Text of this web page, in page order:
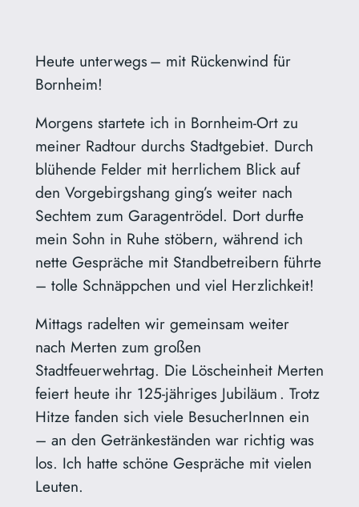
Heute unterwegs – mit Rückenwind für
Bornheim!
Morgens startete ich in Bornheim-Ort zu
meiner Radtour durchs Stadtgebiet. Durch
blühende Felder mit herrlichem Blick auf
den Vorgebirgshang ging’s weiter nach
Sechtem zum Garagentrödel. Dort durfte
mein Sohn in Ruhe stöbern, während ich
nette Gespräche mit Standbetreibern führte
– tolle Schnäppchen und viel Herzlichkeit!
Mittags radelten wir gemeinsam weiter
nach Merten zum großen
Stadtfeuerwehrtag. Die Löscheinheit Merten
feiert heute ihr 125‑jähriges Jubiläum . Trotz
Hitze fanden sich viele BesucherInnen ein
– an den Getränkeständen war richtig was
los. Ich hatte schöne Gespräche mit vielen
Leuten.